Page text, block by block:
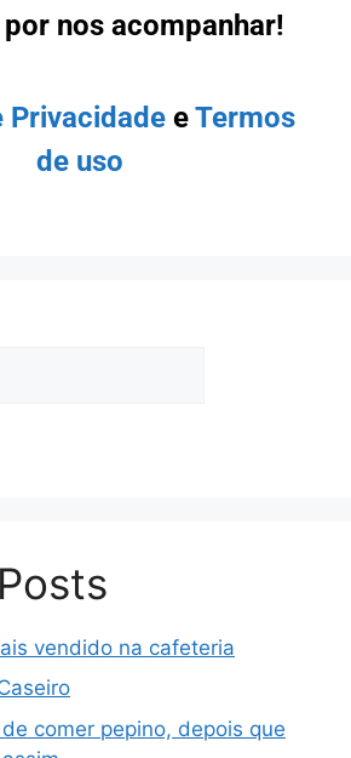
nos acompanhar!
PrivacidadeeTermos
de uso
vendido na cafeteria
comer pepino, depois que